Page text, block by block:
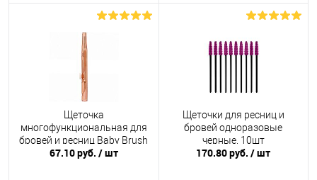
Щеточка
многофункциональная для
бровей и ресниц Baby Brush
1.2 мм, коричневая
67.10 руб. / шт
Щеточки для ресниц и
бровей одноразовые
черные, 10шт
170.80 руб./ шт